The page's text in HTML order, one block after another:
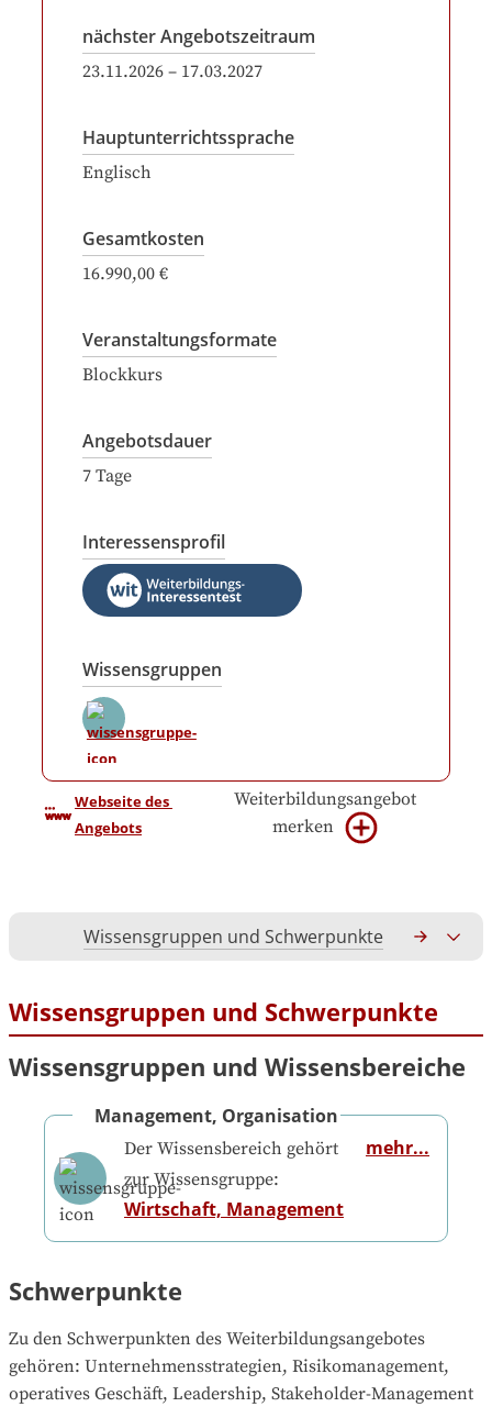
nächster Angebotszeitraum
23.11.2026 – 17.03.2027
Hauptunterrichtssprache
Englisch
Gesamtkosten
16.990,00 €
Veranstaltungsformate
Blockkurs
Angebotsdauer
7 Tage
Interessensprofil
Wissensgruppen
Webseite des
Angebots
Weiterbildungsangebot
merken
Wissensgruppen und Schwerpunkte
Wissensgruppen und Schwerpunkte
Wissensgruppen und Wissensbereiche
Management, Organisation
Der Wissensbereich gehört
zur Wissensgruppe:
Wirtschaft, Management
mehr...
Schwerpunkte
Zu den Schwerpunkten des Weiterbildungsangebotes
gehören: Unternehmensstrategien, Risikomanagement,
operatives Geschäft, Leadership, Stakeholder-Management